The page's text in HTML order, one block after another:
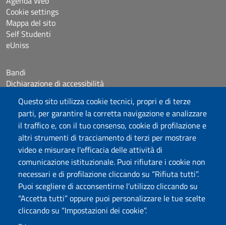
Questo sito utilizza cookie tecnici, propri e di terze
parti, per garantire la corretta navigazione e analizzare
il traffico e, con il tuo consenso, cookie di profilazione e
altri strumenti di tracciamento di terzi per mostrare
video e misurare l'efficacia delle attività di
comunicazione istituzionale. Puoi rifiutare i cookie non
necessari e di profilazione cliccando su “Rifiuta tutti”.
Puoi scegliere di acconsentirne l’utilizzo cliccando su
“Accetta tutti” oppure puoi personalizzare le tue scelte
cliccando su “Impostazioni dei cookie”.
Università degli Studi di Sassari
Dipartimento di Giurisprudenza
Viale Mancini 5, 07100 Sassari
Fax: +39 079 228941
Contatti telefonici
Cookie settings
Mappa del sito
Self Studenti
eUniss
Bandi
Dichiarazione di accessibilità
Protocollo
Seguici su